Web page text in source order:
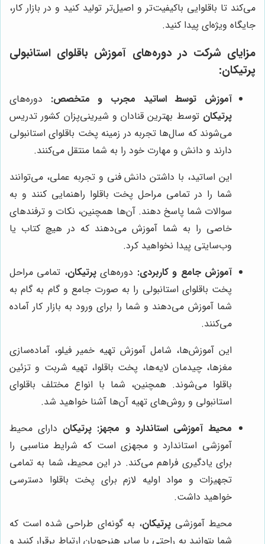
می‌کند تا باقلوایی باکیفیت‌تر و اصیل‌تر تولید کنید و در بازار کار،
جایگاه ویژه‌ای پیدا کنید.
مزایای شرکت در دوره‌های آموزش باقلوای استانبولی
پرتیکان:
آموزش توسط اساتید مجرب و متخصص: دوره‌های
پرتیکان توسط بهترین قنادان و شیرینی‌پزان کشور تدریس
می‌شوند که سال‌ها تجربه در زمینه پخت باقلوای استانبولی
دارند و دانش و مهارت خود را به شما منتقل می‌کنند.
این اساتید، با داشتن دانش فنی و تجربه عملی، می‌توانند
شما را در تمامی مراحل پخت باقلوا راهنمایی کنند و به
سوالات شما پاسخ دهند. آن‌ها همچنین، نکات و ترفندهای
خاصی را به شما آموزش می‌دهند که در هیچ کتاب یا
وب‌سایتی پیدا نخواهید کرد.
آموزش جامع و کاربردی: دوره‌هایپرتیکان، تمامی مراحل
پخت باقلوای استانبولی را به صورت جامع و گام به گام به
شما آموزش می‌دهند و شما را برای ورود به بازار کار آماده
می‌کنند.
این آموزش‌ها، شامل آموزش تهیه خمیر فیلو، آماده‌سازی
مغزها، چیدمان لایه‌ها، پخت باقلوا، تهیه شربت و تزئین
باقلوا می‌شوند. همچنین، شما با انواع مختلف باقلوای
استانبولی و روش‌های تهیه آن‌ها آشنا خواهید شد.
محیط آموزشی استاندارد و مجهز: پرتیکان دارای محیط
آموزشی استاندارد و مجهزی است که شرایط مناسبی را
برای یادگیری فراهم می‌کند. در این محیط، شما به تمامی
تجهیزات و مواد اولیه لازم برای پخت باقلوا دسترسی
خواهید داشت.
محیط آموزشیپرتیکان، به گونه‌ای طراحی شده است که
شما بتوانید به راحتی با سایر هنرجویان ارتباط برقرار کنید و